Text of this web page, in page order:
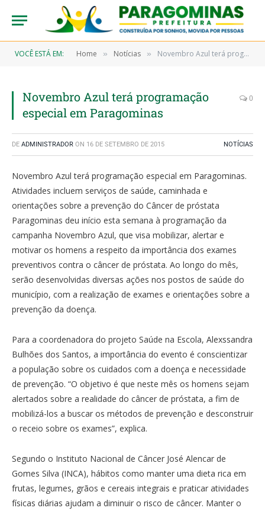
VOCÊ ESTÁ EM: Home » Notícias » Novembro Azul terá programação especial em Paragominas
Novembro Azul terá programação
especial em Paragominas
0
DE ADMINISTRADOR ON 16 DE SETEMBRO DE 2015 NOTÍCIAS
Novembro Azul terá programação especial em Paragominas.
Atividades incluem serviços de saúde, caminhada e
orientações sobre a prevenção do Câncer de próstata
Paragominas deu início esta semana à programação da
campanha Novembro Azul, que visa mobilizar, alertar e
motivar os homens a respeito da importância dos exames
preventivos contra o câncer de próstata. Ao longo do mês,
serão desenvolvidas diversas ações nos postos de saúde do
município, com a realização de exames e orientações sobre a
prevenção da doença.
Para a coordenadora do projeto Saúde na Escola, Alexssandra
Bulhões dos Santos, a importância do evento é conscientizar
a população sobre os cuidados com a doença e necessidade
de prevenção. “O objetivo é que neste mês os homens sejam
alertados sobre a realidade do câncer de próstata, a fim de
mobilizá-los a buscar os métodos de prevenção e desconstruir
o receio sobre os exames”, explica.
Segundo o Instituto Nacional de Câncer José Alencar de
Gomes Silva (INCA), hábitos como manter uma dieta rica em
frutas, legumes, grãos e cereais integrais e praticar atividades
físicas diárias ajudam a diminuir o risco de câncer. Manter o